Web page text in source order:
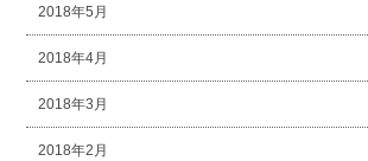
2018年5月
2018年4月
2018年3月
2018年2月